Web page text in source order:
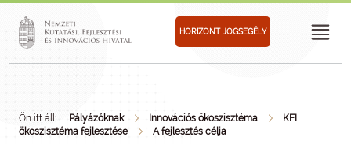
HORIZONT JOGSEGÉLY
Ön itt áll: Pályázóknak Innovációs ökoszisztéma
KFI
ökoszisztéma fejlesztése
A fejlesztés célja